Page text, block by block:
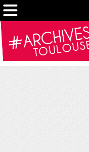
Gestion de vos